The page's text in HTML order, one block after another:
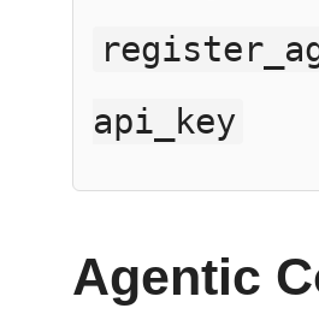
api_key
Agentic